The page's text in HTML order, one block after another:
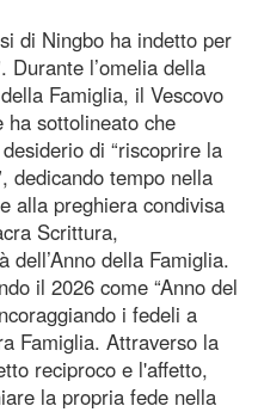
di Ningbo ha indetto per
Durante l’omelia della
Famiglia, il Vescovo
ha sottolineato che
di “riscoprire la
dedicando tempo nella
alla preghiera condivisa
Scrittura,
della Famiglia.
il 2026 come “Anno del
i fedeli a
Famiglia. Attraverso la
reciproco e l'affetto,
la propria fede nella